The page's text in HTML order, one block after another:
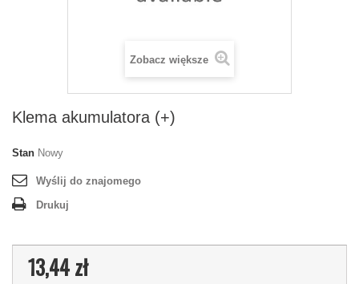
Zobacz większe
Klema akumulatora (+)
Stan Nowy
Wyślij do znajomego
Drukuj
13,44 zł